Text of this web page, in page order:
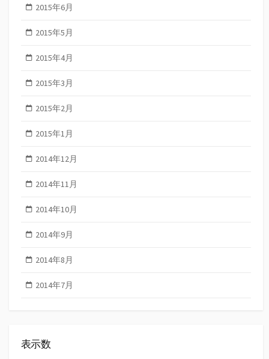
2015年6月
2015年5月
2015年4月
2015年3月
2015年2月
2015年1月
2014年12月
2014年11月
2014年10月
2014年9月
2014年8月
2014年7月
表示数